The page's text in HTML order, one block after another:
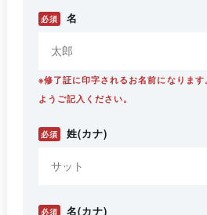
必須 名
※修了証に印字されるお名前になりま
ようご記入ください。
必須 姓(カナ)
必須 名(カナ)